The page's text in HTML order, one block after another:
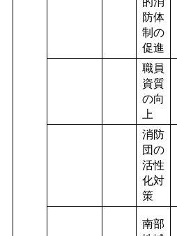
防体
制の
促進
職員
資質
の向
上
消防
団の
活性
化対
策
南部